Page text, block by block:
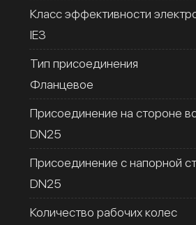
Класс эффективности
IE3
Тип присоединения
Фланцевое
Присоединение на стороне
DN25
Присоединение с напорной
DN25
Количество рабочих колес